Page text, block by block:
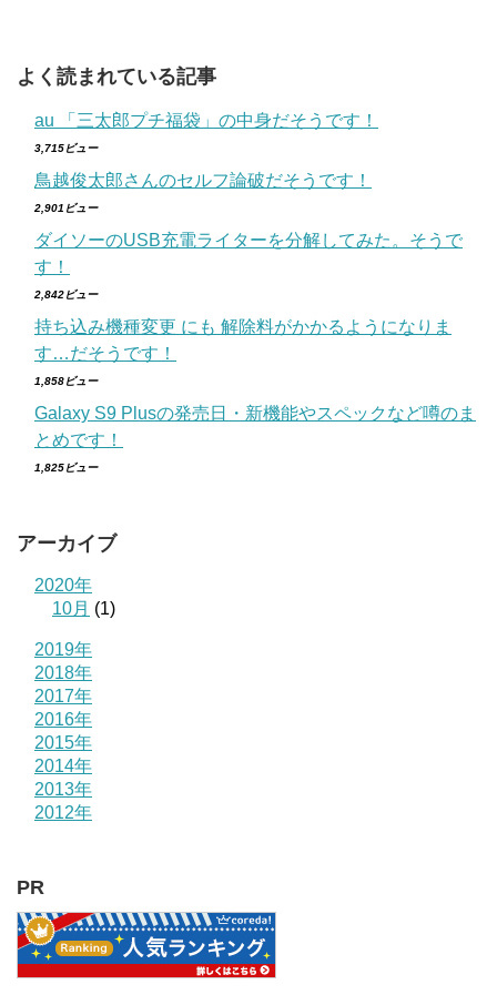
よく読まれている記事
au 「三太郎プチ福袋」の中身だそうです！
3,715ビュー
鳥越俊太郎さんのセルフ論破だそうです！
2,901ビュー
ダイソーのUSB充電ライターを分解してみた。そうで
す！
2,842ビュー
持ち込み機種変更 にも 解除料がかかるようになりま
す…だそうです！
1,858ビュー
Galaxy S9 Plusの発売日・新機能やスペックなど噂のま
とめです！
1,825ビュー
アーカイブ
2020年
10月 (1)
2019年
2018年
2017年
2016年
2015年
2014年
2013年
2012年
PR